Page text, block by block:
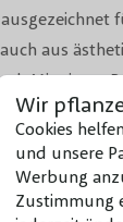
Wir
Cookies
und unsere
Werbung
Zustimmung
aus
Mit einem
sich die Liste